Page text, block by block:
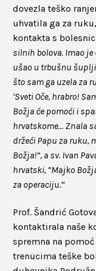
dovezla teško
uhvatila ga za
kontakta s
silnih bolova. Imao
ušao u trbušnu
što sam ga uzela za
‘Sveti Oče, hrabro!
Božja će pomoći i
hrvatskome… Znala
držeći Papu za ruku,
Božja!”, a sv. Ivan
hrvatski, “Majko
za operaciju.”
Prof. Šandrić
kontaktirala naše
spremna na
trenucima teške